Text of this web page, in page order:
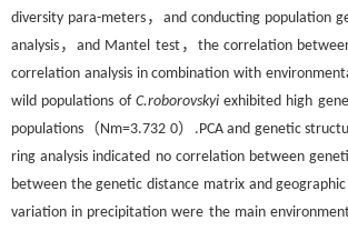
diversity para-meters，and conducting population
analysis，and Mantel test，the correlation
correlation analysis in combination with
wild populations of C.roborovskyiexhibited high
populations（Nm=3.732 0）.PCA and genetic
ring analysis indicated no correlation between
between the genetic distance matrix and
variation in precipitation were the main